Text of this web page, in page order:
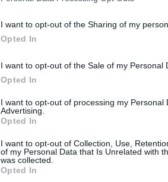
I want to opt-out of the Sharing of my
Opted In
I want to opt-out of the Sale of my Personal
Opted In
I want to opt-out of processing my Personal
Advertising.
Opted In
I want to opt-out of Collection, Use,
of my Personal Data that Is Unrelated with
was collected.
Opted In